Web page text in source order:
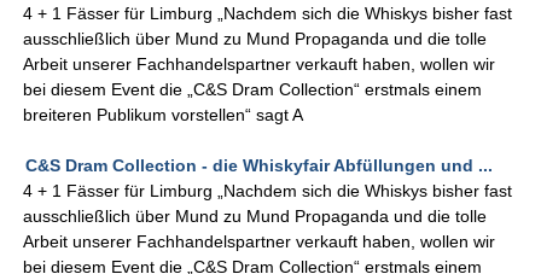
4 + 1 Fässer für Limburg „Nachdem sich die Whiskys bisher fast
ausschließlich über Mund zu Mund Propaganda und die tolle
Arbeit unserer Fachhandelspartner verkauft haben, wollen wir
bei diesem Event die „C&S Dram Collection“ erstmals einem
breiteren Publikum vorstellen“ sagt A
C&S Dram Collection - die Whiskyfair Abfüllungen und ...
4 + 1 Fässer für Limburg „Nachdem sich die Whiskys bisher fast
ausschließlich über Mund zu Mund Propaganda und die tolle
Arbeit unserer Fachhandelspartner verkauft haben, wollen wir
bei diesem Event die „C&S Dram Collection“ erstmals einem